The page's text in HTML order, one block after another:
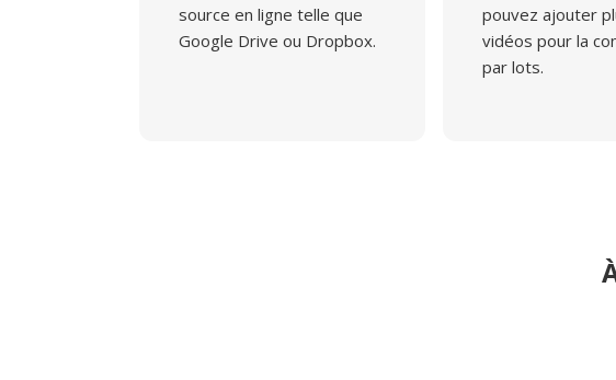
source en ligne telle que
Google Drive ou Dropbox.
pouvez ajouter
vidéos pour la
par lots.